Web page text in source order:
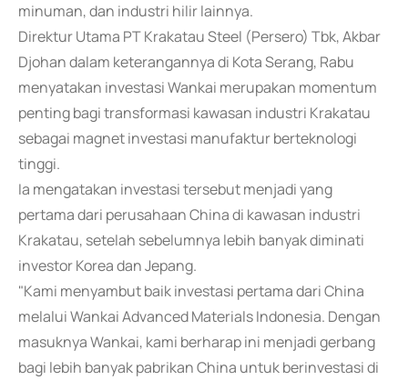
minuman, dan industri hilir lainnya.
Direktur Utama PT Krakatau Steel (Persero) Tbk, Akbar
Djohan dalam keterangannya di Kota Serang, Rabu
menyatakan investasi Wankai merupakan momentum
penting bagi transformasi kawasan industri Krakatau
sebagai magnet investasi manufaktur berteknologi
tinggi.
Ia mengatakan investasi tersebut menjadi yang
pertama dari perusahaan China di kawasan industri
Krakatau, setelah sebelumnya lebih banyak diminati
investor Korea dan Jepang.
"Kami menyambut baik investasi pertama dari China
melalui Wankai Advanced Materials Indonesia. Dengan
masuknya Wankai, kami berharap ini menjadi gerbang
bagi lebih banyak pabrikan China untuk berinvestasi di